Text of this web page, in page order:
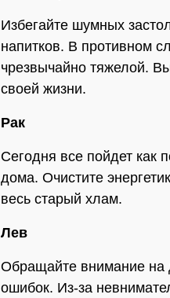
Избегайте шумных
напитков. В противном
чрезвычайно тяжелой.
своей жизни.
Рак
Сегодня все пойдет как
дома. Очистите
весь старый хлам.
Лев
Обращайте внимание на
ошибок. Из-за